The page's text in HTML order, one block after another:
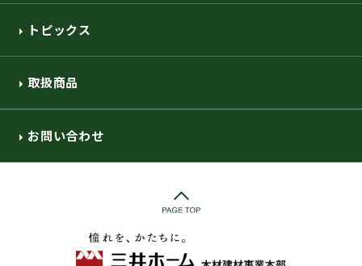
トピックス
取扱商品
お問い合わせ